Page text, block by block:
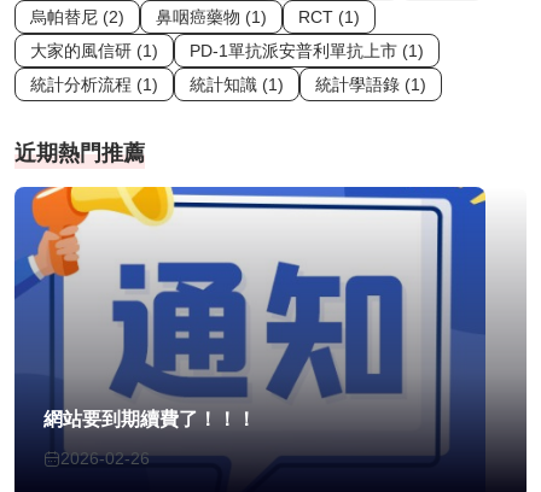
烏帕替尼 (2)
鼻咽癌藥物 (1)
RCT (1)
大家的風信研 (1)
PD-1單抗派安普利單抗上市 (1)
統計分析流程 (1)
統計知識 (1) 統計學語錄 (1)
近期熱門推薦
網站要到期續費了！！！
2026-02-26